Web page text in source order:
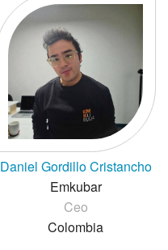
Daniel Gordillo Cristancho
Emkubar
Ceo
Colombia